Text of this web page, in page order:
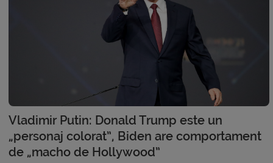
Vladimir Putin: Donald Trump este un
„personaj colorat”, Biden are comportament
de „macho de Hollywood”